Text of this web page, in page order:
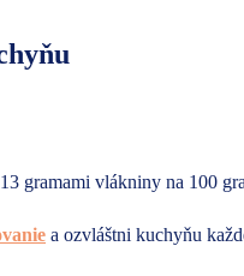
gramami vlákniny na 100
a ozvláštni kuchyňu